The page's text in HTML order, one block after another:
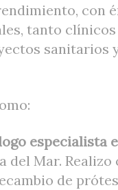
con
tanto
sanitarios
especialista
del Mar.
de